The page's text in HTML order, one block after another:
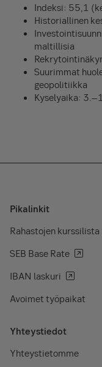
Indeksi: 55,1
Historiallinen
maltillisia
Suurimmat
geopolitiikka
Kyselyaika:
Pikalinkit
Rahastojen kurssilista
SEB Base Rate
IBAN laskuri
Avoimet työpaikat
Yhteystiedot
Yhteystietomme